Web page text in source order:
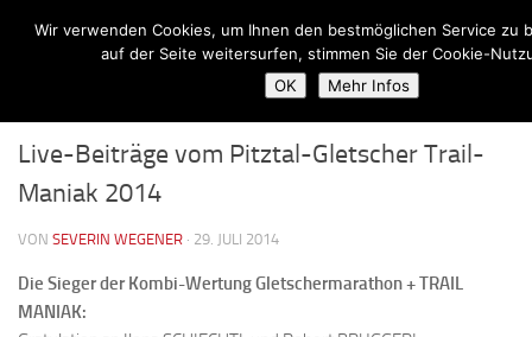
Zum Inhalt springen
Live-Beiträge vom Pitztal-Gletscher Trail-
Maniak 2014
VON SEVERIN WEGENER · 29. JULI 2014
Die Sieger der Kombi-Wertung Gletschermarathon + TRAIL
MANIAK:
Wir verwenden Cookies, um Ihnen den bestmöglichen Service zu
auf der Seite weitersurfen, stimmen Sie der Cookie-
OK
Mehr Infos